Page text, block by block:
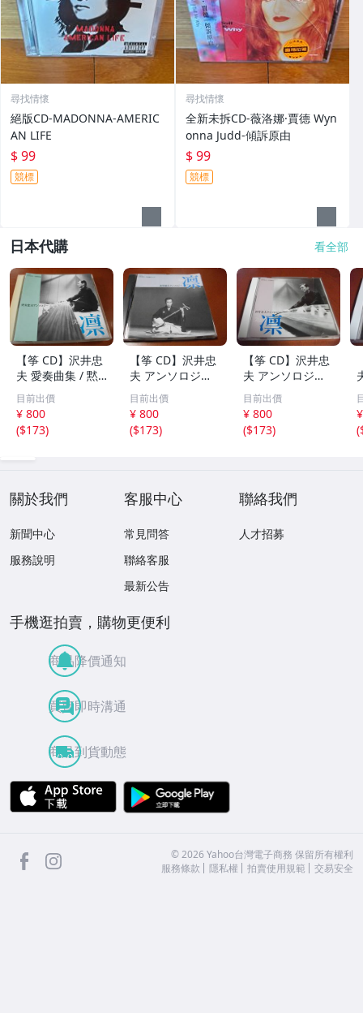
尋找情懷
絕版CD-MADONNA-AMERIC
AN LIFE
$ 99
競標
尋找情懷
全新未拆CD-薇洛娜·賈德 Wyn
onna Judd-傾訴原由
$ 99
競標
日本代購 看全部
【筝 CD】沢井忠
夫 愛奏曲集 / 黙
示 、波 、二つの
相 、箏二重奏ソ
ナタ 杵屋正邦 、
入野義朗 、小野
目前出價
¥ 800
($173)
【筝 CD】沢井忠
夫 アンソロジー
「凜」からの分売
沢井忠夫作品集
ライブ 風衣、水
の声、枯野砧、五
目前出價
¥ 800
($173)
【筝 CD】沢井忠
夫 アンソロジー
「凜」からの分売
沢井忠夫 作品集
第三集 “光る海”
（限定販売） 200
目前出價
¥ 800
($173)
(
關於我們
新聞中心
服務說明
客服中心
常見問答
聯絡客服
最新公告
聯絡我們
人才招募
手機逛拍賣，購物更便利
商品降價通知
買賣即時溝通
商品到貨動態
APP Store
facebook ©2026 Yahoo台灣電子商務 保留所有權利
服務條款
隱私權 拍賣使用規範 交易安全